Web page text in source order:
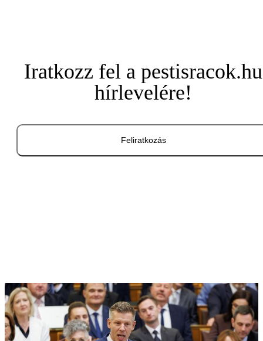
Iratkozz fel a pestisracok.hu
hírlevelére!
Feliratkozás